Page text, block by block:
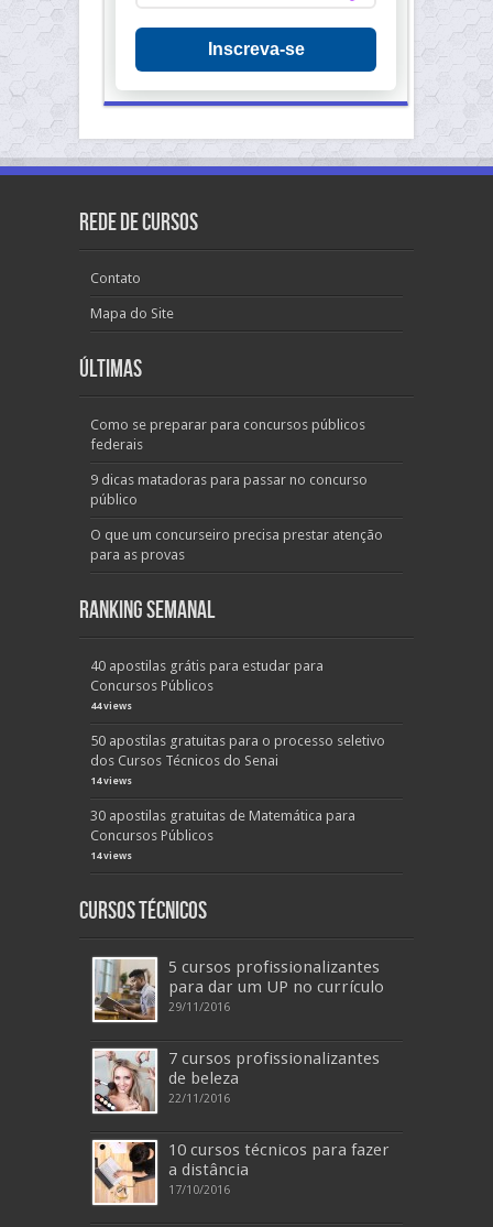
Inscreva-se
Rede de Cursos
Contato
Mapa do Site
Últimas
Como se preparar para concursos públicos
federais
9 dicas matadoras para passar no concurso
público
O que um concurseiro precisa prestar atenção
para as provas
Ranking Semanal
40 apostilas grátis para estudar para
Concursos Públicos
44 views
50 apostilas gratuitas para o processo seletivo
dos Cursos Técnicos do Senai
14 views
30 apostilas gratuitas de Matemática para
Concursos Públicos
14 views
Cursos Técnicos
5 cursos profissionalizantes
para dar um UP no currículo
29/11/2016
7 cursos profissionalizantes
de beleza
22/11/2016
10 cursos técnicos para fazer
a distância
17/10/2016